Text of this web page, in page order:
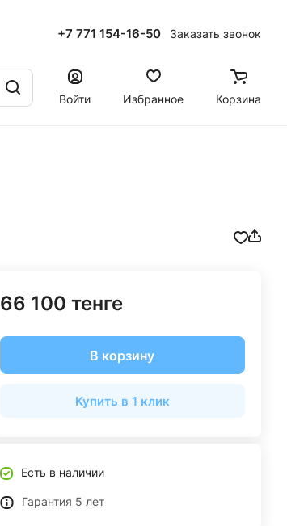
+7 771 154-16-50 Заказать звонок
Войти
Избранное Корзина
66 100 тенге
В корзину
Купить в 1 клик
Есть в наличии
Гарантия 5 лет